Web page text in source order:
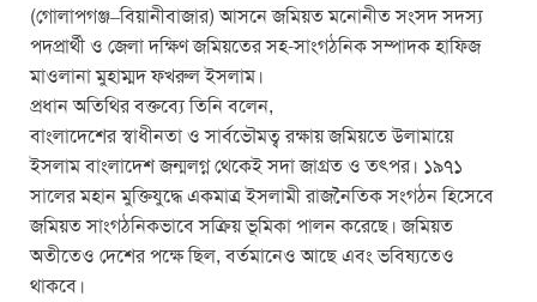
(গোলাপগঞ্জ–বিয়ানীবাজার) আসনে জমিয়ত মনোনীত সংসদ সদস্য
পদপ্রার্থী ও জেলা দক্ষিণ জমিয়তের সহ-সাংগঠনিক সম্পাদক হাফিজ
মাওলানা মুহাম্মদ ফখরুল ইসলাম।
প্রধান অতিথির বক্তব্যে তিনি বলেন,
বাংলাদেশের স্বাধীনতা ও সার্বভৌমত্ব রক্ষায় জমিয়তে উলামায়ে
ইসলাম বাংলাদেশ জন্মলগ্ন থেকেই সদা জাগ্রত ও তৎপর। ১৯৭১
সালের মহান মুক্তিযুদ্ধে একমাত্র ইসলামী রাজনৈতিক সংগঠন হিসেবে
জমিয়ত সাংগঠনিকভাবে সক্রিয় ভূমিকা পালন করেছে। জমিয়ত
অতীতেও দেশের পক্ষে ছিল, বর্তমানেও আছে এবং ভবিষ্যতেও
থাকবে।